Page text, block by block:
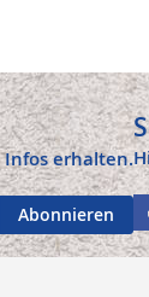
Infos erhalten.
Abonnieren